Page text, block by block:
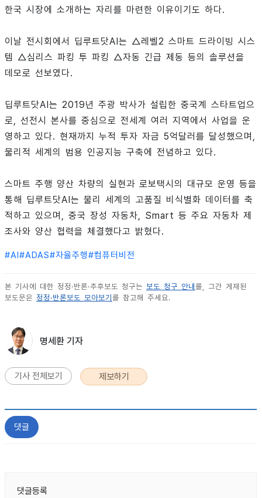
한국 시장에 소개하는 자리를 마련한 이유이기도 하다.
이날 전시회에서 딥루트닷AI는 △레벨2 스마트 드라이빙 시스
템 △심리스 파킹 투 파킹 △자동 긴급 제동 등의 솔루션을
데모로 선보였다.
딥루트닷AI는 2019년 주광 박사가 설립한 중국계 스타트업으
로, 선전시 본사를 중심으로 전세계 여러 지역에서 사업을 운
영하고 있다. 현재까지 누적 투자 자금 5억달러를 달성했으며,
물리적 세계의 범용 인공지능 구축에 전념하고 있다.
스마트 주행 양산 차량의 실현과 로보택시의 대규모 운영 등을
통해 딥루트닷AI는 물리 세계의 고품질 비식별화 데이터를 축
적하고 있으며, 중국 장성 자동차, Smart 등 주요 자동차 제
조사와 양산 협력을 체결했다고 밝혔다.
#AI#ADAS#자율주행#컴퓨터비전
본 기사에 대한 정정·반론·추후보도 청구는 보도 청구 안내를, 그간 게재된
보도문은 정정·반론보도 모아보기를 참고해 주세요.
명세환 기자
기사 전체보기 제보하기
댓글
댓글등록